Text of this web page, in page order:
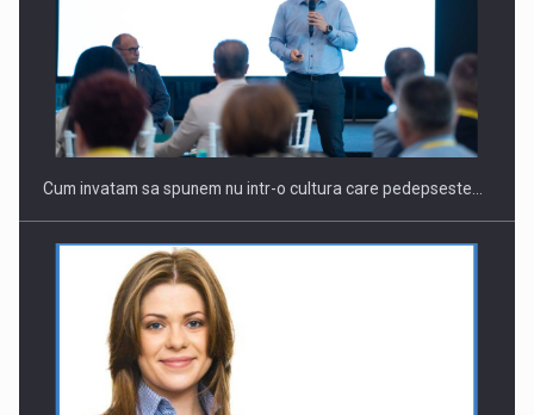
Webinar - Business Evolution-RETHINK STRATEGY-Finantare
Investitii Digitalizare
Cum invatam sa spunem nu intr-o cultura care pedepseste…